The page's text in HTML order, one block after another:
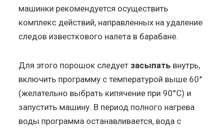
машинки рекомендуется осуществить
комплекс действий, направленных на удаление
следов известкового налета в барабане.
Для этого порошок следует засыпать внутрь,
включить программу с температурой выше 60°
(желательно выбрать кипячение при 90°С) и
запустить машину. В период полного нагрева
воды программа останавливается, вода с